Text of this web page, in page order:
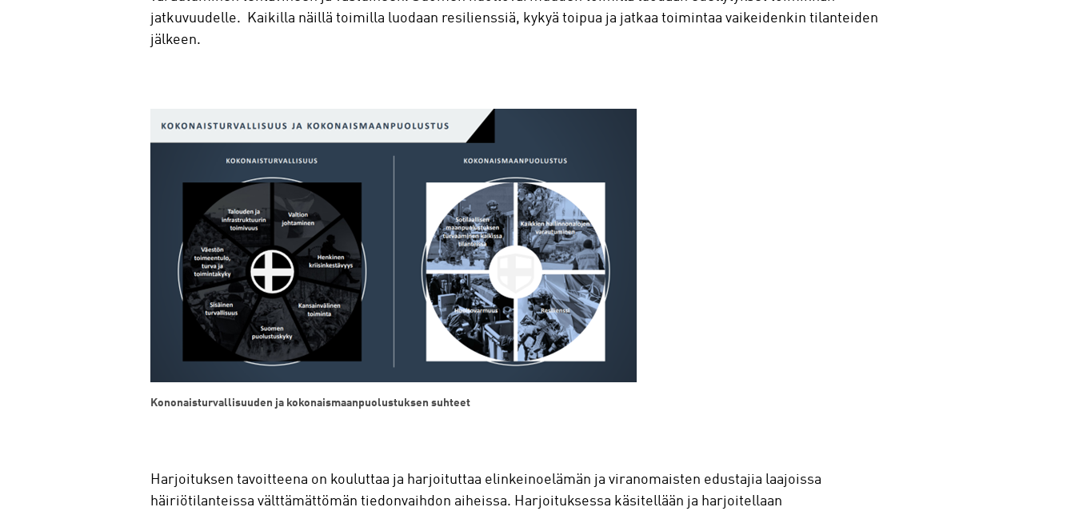
jatkuvuudelle. Kaikilla näillä toimilla luodaan resilienssiä, kykyä toipua ja jatkaa toimintaa vaikeidenkin tilanteiden
jälkeen.
Kononaisturvallisuuden ja kokonaismaanpuolustuksen suhteet
Harjoituksen tavoitteena on kouluttaa ja harjoituttaa elinkeinoelämän ja viranomaisten edustajia laajoissa
häiriötilanteissa välttämättömän tiedonvaihdon aiheissa. Harjoituksessa käsitellään ja harjoitellaan